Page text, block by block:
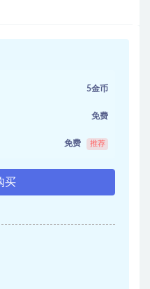
5金币
免费
免费 推荐
买